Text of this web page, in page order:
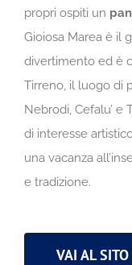
propri ospiti un
Gioiosa Marea è il
divertimento ed è
Tirreno, il luogo di
Nebrodi, Cefalu’
di interesse
una vacanza
e tradizione.
VAI AL SITO